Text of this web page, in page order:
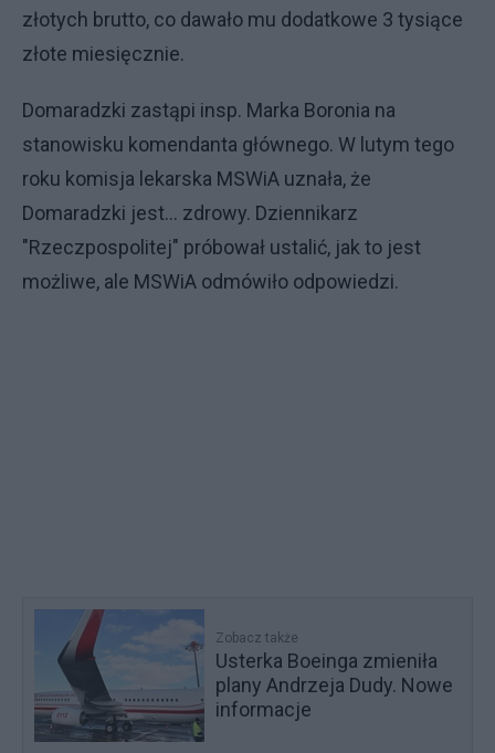
złotych brutto, co dawało mu dodatkowe 3 tysiące
złote miesięcznie.
Domaradzki zastąpi insp. Marka Boronia na
stanowisku komendanta głównego. W lutym tego
roku komisja lekarska MSWiA uznała, że
Domaradzki jest… zdrowy. Dziennikarz
"Rzeczpospolitej" próbował ustalić, jak to jest
możliwe, ale MSWiA odmówiło odpowiedzi.
Zobacz także
Usterka Boeinga zmieniła
plany Andrzeja Dudy. Nowe
informacje